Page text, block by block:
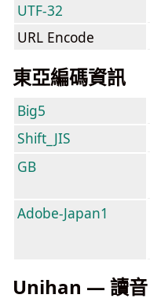
UTF-32
URL Encode
東亞編碼資訊
Big5
Shift_JIS
GB
Adobe-Japan1
Unihan — 讀音